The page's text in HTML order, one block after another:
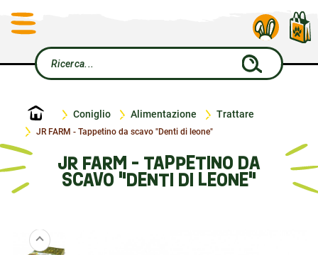
Home Coniglio Alimentazione Trattare
JR FARM - Tappetino da scavo "Denti di leone"
JR FARM - TAPPETINO DA
SCAVO "DENTI DI LEONE"